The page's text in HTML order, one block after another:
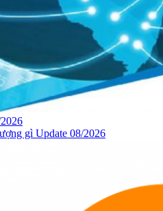
gì Update 08/2026